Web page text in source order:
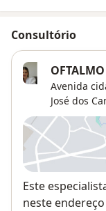
Consultório
Avenida
José dos
Este
neste endereço